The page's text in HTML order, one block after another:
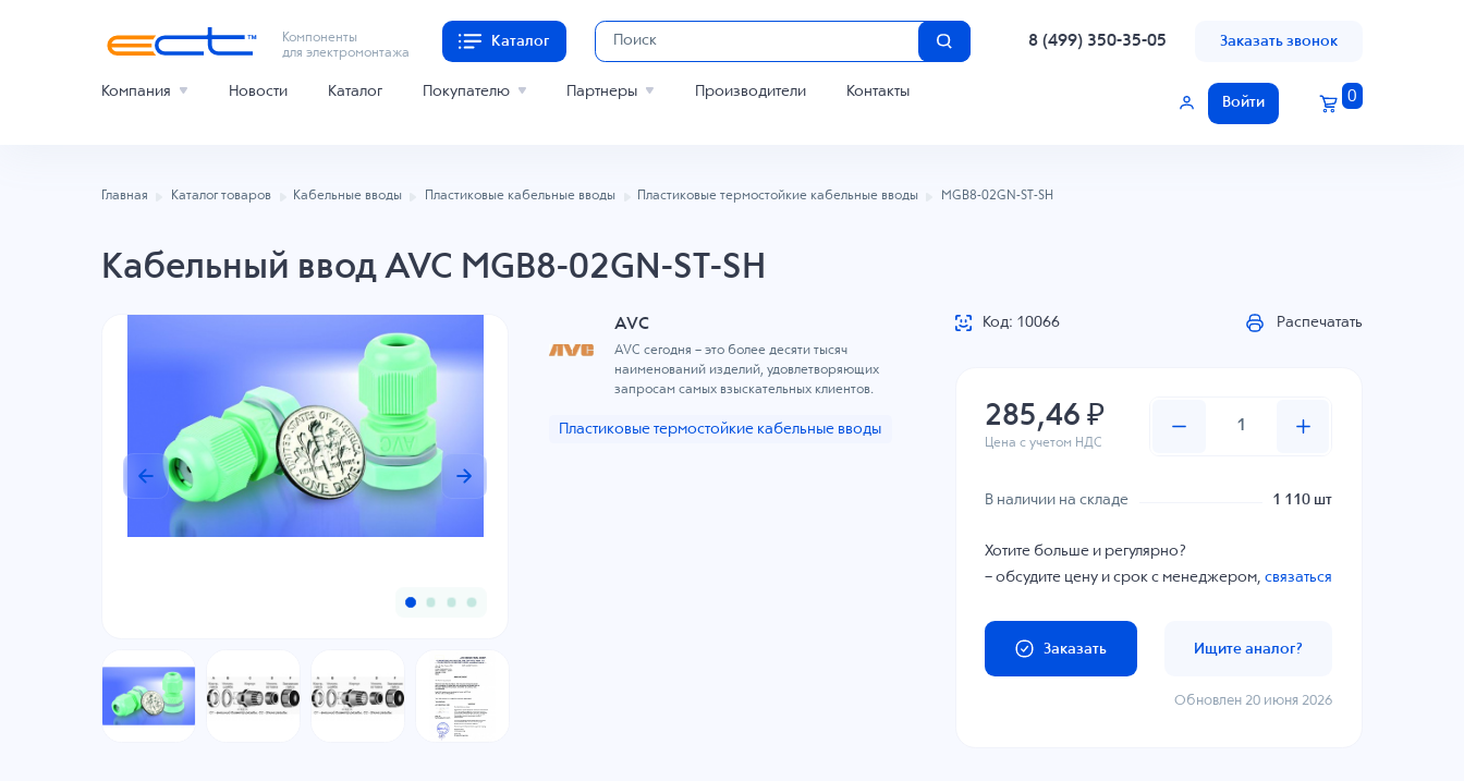
Компоненты
для электромонтажа
Каталог 8 (499) 350-35-05 Заказать звонок
Компания Новости Каталог Покупателю Партнеры Производители Контакты
Войти 0
Главная Каталог товаров Кабельные вводы Пластиковые кабельные вводы Пластиковые термостойкие кабельные вводы MGB8-02GN-ST-SH
Кабельный ввод AVC MGB8-02GN-ST-SH
AVC
AVC сегодня – это более десяти тысяч
наименований изделий, удовлетворяющих
запросам самых взыскательных клиентов.
Пластиковые термостойкие кабельные вводы
Код: 10066 Распечатать
285,46 ₽
Цена с учетом НДС
В наличии на складе 1 110 шт
Хотите больше и регулярно?
– обсудите цену и срок с менеджером,связаться
Заказать Ищите аналог?
Обновлен 20 июня 2026